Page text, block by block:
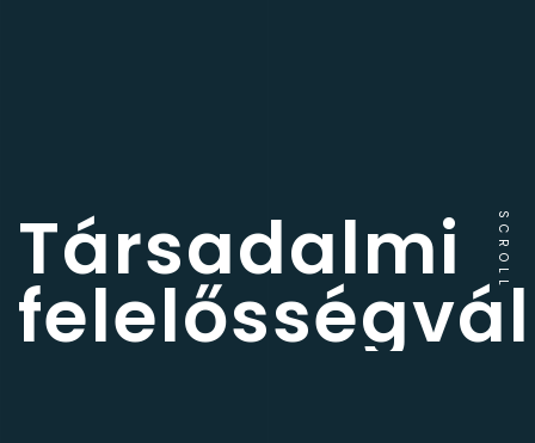
Társadalmi SCROLL